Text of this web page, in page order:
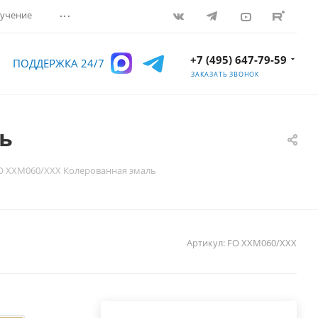
...
ПОДДЕРЖКА 24/7 +7 (495) 647-79-59
ЗАКАЗАТЬ ЗВОНОК
ХХM060/XXX Колерованная эмаль
Артикул: FO ХХM060/XXX